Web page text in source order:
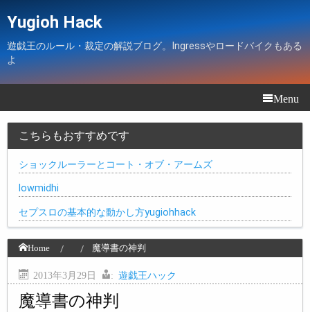
Yugioh Hack
遊戯王のルール・裁定の解説ブログ。Ingressやロードバイクもある
よ
Menu
こちらもおすすめです
ショックルーラーとコート・オブ・アームズ
lowmidhi
セプスロの基本的な動かし方yugiohhack
Home 魔導書の神判
2013年3月29日 : 遊戯王ハック
魔導書の神判